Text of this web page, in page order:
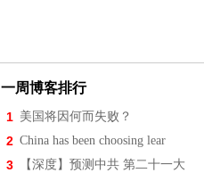
一周博客排行
1 美国将因何而失败？
2 China has been choosing lear
3 【深度】预测中共 第二十一大